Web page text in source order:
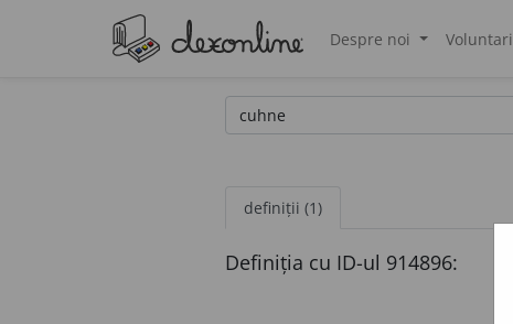
Despre noi Voluntari
definiții (1)
Definiția cu ID-ul 914896: